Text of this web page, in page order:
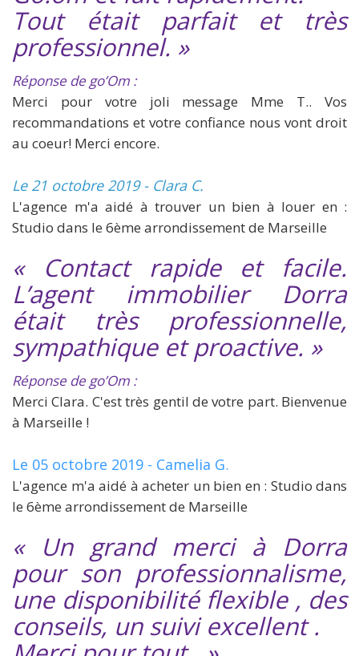
Tout était parfait et très
professionnel. »
Réponse de go’Om :
Merci pour votre joli message Mme T.. Vos
recommandations et votre confiance nous vont droit
au coeur! Merci encore.
Le 21 octobre 2019 - Clara C.
L'agence m'a aidé à trouver un bien à louer en :
Studio dans le 6ème arrondissement de Marseille
« Contact rapide et facile.
L’agent immobilier Dorra
était très professionnelle,
sympathique et proactive. »
Réponse de go’Om :
Merci Clara. C'est très gentil de votre part. Bienvenue
à Marseille !
Le 05 octobre 2019 - Camelia G.
L'agence m'a aidé à acheter un bien en : Studio dans
le 6ème arrondissement de Marseille
« Un grand merci à Dorra
pour son professionnalisme,
une disponibilité flexible , des
conseils, un suivi excellent .